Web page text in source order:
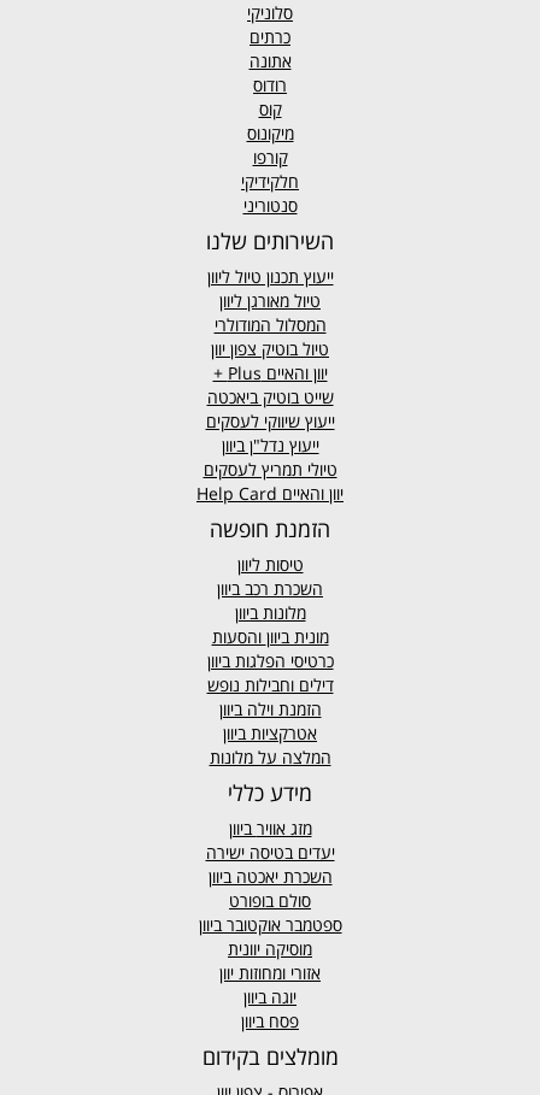
סלוניקי
כרתים
אתונה
רודוס
קוס
מיקונוס
קורפו
חלקידיקי
סנטוריני
השירותים שלנו
ייעוץ תכנון טיול ליוון
טיול מאורגן ליוון
המסלול המודולרי
טיול בוטיק צפון יוון
יוון והאיים Plus +
שייט בוטיק ביאכטה
ייעוץ שיווקי לעסקים
ייעוץ נדל"ן ביוון
טיולי תמריץ לעסקים
יוון והאיים Help Card
הזמנת חופשה
טיסות ליוון
השכרת רכב ביוון
מלונות ביוון
מונית ביוון והסעות
כרטיסי הפלגות ביוון
דילים וחבילות נופש
הזמנת וילה ביוון
אטרקציות ביוון
המלצה על מלונות
מידע כללי
מזג אווירביוון
יעדים בטיסה ישירה
השכרת יאכטה ביוון
סולם בופורט
ספטמבר אוקטובר ביוון
מוסיקה יוונית
אזורי ומחוזות יוון
יוגה ביוון
פסח ביוון
מומלצים בקידום